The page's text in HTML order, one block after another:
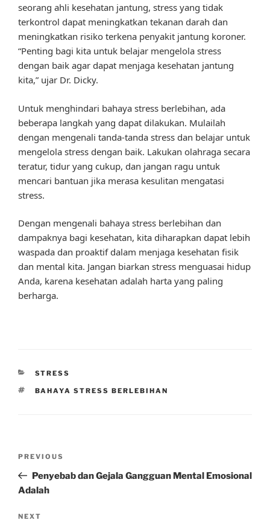
seorang ahli kesehatan jantung, stress yang tidak
terkontrol dapat meningkatkan tekanan darah dan
meningkatkan risiko terkena penyakit jantung koroner.
“Penting bagi kita untuk belajar mengelola stress
dengan baik agar dapat menjaga kesehatan jantung
kita,” ujar Dr. Dicky.
Untuk menghindari bahaya stress berlebihan, ada
beberapa langkah yang dapat dilakukan. Mulailah
dengan mengenali tanda-tanda stress dan belajar untuk
mengelola stress dengan baik. Lakukan olahraga secara
teratur, tidur yang cukup, dan jangan ragu untuk
mencari bantuan jika merasa kesulitan mengatasi
stress.
Dengan mengenali bahaya stress berlebihan dan
dampaknya bagi kesehatan, kita diharapkan dapat lebih
waspada dan proaktif dalam menjaga kesehatan fisik
dan mental kita. Jangan biarkan stress menguasai hidup
Anda, karena kesehatan adalah harta yang paling
berharga.
CATEGORIES
STRESS
TAGS
BAHAYA STRESS BERLEBIHAN
Previous
Post
PREVIOUS
Penyebab dan Gejala Gangguan Mental Emosional
Adalah
Next
NEXT